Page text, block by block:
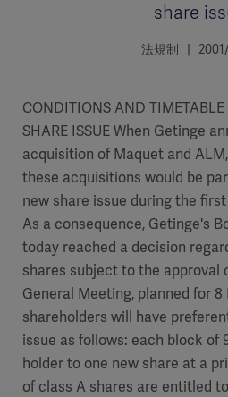
share
法規制 |
CONDITIONS AND
SHARE ISSUE When Getinge
acquisition of Maquet and
these acquisitions would be
new share issue during the
As a consequence, Getinge's
today reached a decision
shares subject to the approval
General Meeting, planned for 8
shareholders will have
issue as follows: each block of
holder to one new share at a
of class A shares are entitled